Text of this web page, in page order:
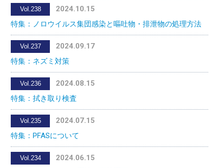
Vol.238
2024.10.15
特集：ノロウイルス集団感染と嘔吐物・排泄物の処理方法
Vol.237
2024.09.17
特集：ネズミ対策
Vol.236
2024.08.15
特集：拭き取り検査
Vol.235
2024.07.15
特集：PFASについて
Vol.234
2024.06.15